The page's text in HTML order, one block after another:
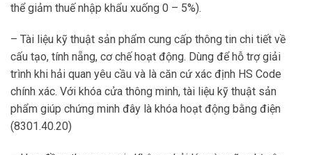
thể giảm thuế nhập khẩu xuống 0 – 5%).
– Tài liệu kỹ thuật sản phẩm cung cấp thông tin chi tiết về
cấu tạo, tính nẵng, cơ chế hoạt động. Dùng để hỗ trợ giải
trình khi hải quan yêu cầu và là căn cứ xác định HS Code
chính xác. Với khóa cửa thông minh, tài liệu kỹ thuật sản
phẩm giúp chứng minh đây là khóa hoạt động bằng điện
(8301.40.20)